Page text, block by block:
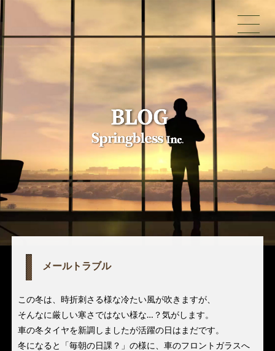
メールトラブル
この冬は、時折刺さる様な冷たい風が吹きますが、
そんなに厳しい寒さではない様な…？気がします。
車の冬タイヤを新調しましたが活躍の日はまだです。
冬になると「毎朝の日課？」の様に、車のフロントガラスへ